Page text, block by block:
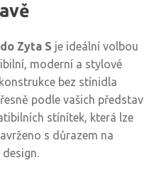
Zyta S je ideální volbou
moderní a stylové
bez stínidla
podle vašich představ
stínítek, která lze
s důrazem na